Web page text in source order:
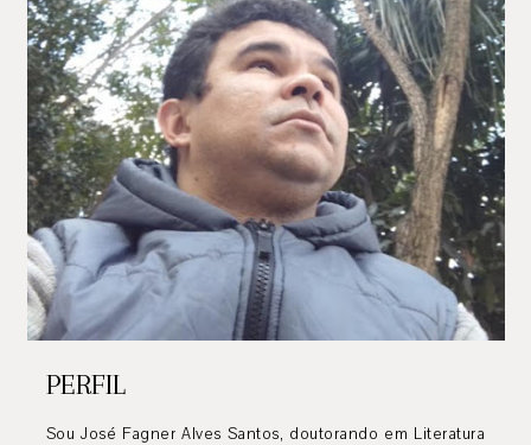
PERFIL
Sou José Fagner Alves Santos, doutorando em Literatura